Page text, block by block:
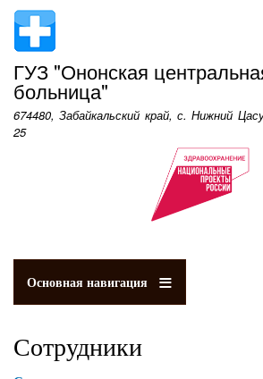
ГУЗ "Ононская
больница"
674480, Забайкальский край, с. Нижний
25
Основная навигация
Сотрудники